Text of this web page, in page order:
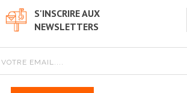
S'INSCRIRE AUX
NEWSLETTERS